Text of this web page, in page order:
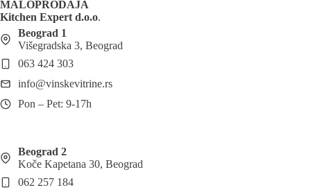
MALOPRODAJA
Kitchen Expert d.o.o.
Beograd 1
Višegradska 3, Beograd
063 424 303
info@vinskevitrine.rs
Pon – Pet: 9-17h
Beograd 2
Koče Kapetana 30, Beograd
062 257 184